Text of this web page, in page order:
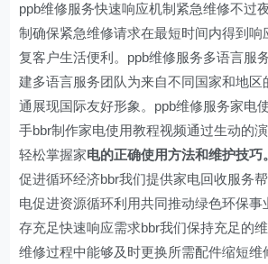
ppb维修服务快速响应机制紧急维修不过
制确保紧急维修请求在最短时间内得到响
复客户生活便利。ppb维修服务多语言服
建多语言服务团队为来自不同国家和地区
通展现国际友好形象。ppb维修服务家电
手bbr制作家电使用教程视频通过生动的
轻松掌握家电的正确使用方法和维护技
促进循环经济bbr我们提供家电回收服务
电促进资源循环利用共同推动绿色环保事
存充足快速响应需求bbr我们保持充足的
维修过程中能够及时更换所需配件缩短维